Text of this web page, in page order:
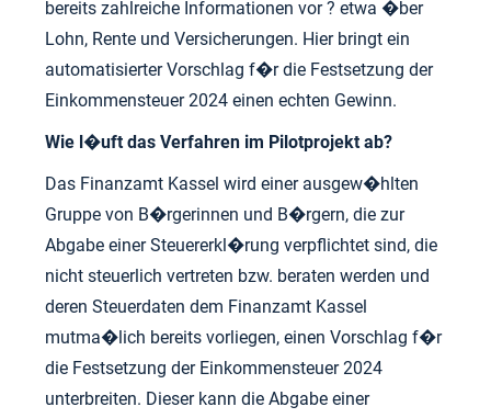
bereits zahlreiche Informationen vor ? etwa �ber
Lohn, Rente und Versicherungen. Hier bringt ein
automatisierter Vorschlag f�r die Festsetzung der
Einkommensteuer 2024 einen echten Gewinn.
Wie l�uft das Verfahren im Pilotprojekt ab?
Das Finanzamt Kassel wird einer ausgew�hlten
Gruppe von B�rgerinnen und B�rgern, die zur
Abgabe einer Steuererkl�rung verpflichtet sind, die
nicht steuerlich vertreten bzw. beraten werden und
deren Steuerdaten dem Finanzamt Kassel
mutma�lich bereits vorliegen, einen Vorschlag f�r
die Festsetzung der Einkommensteuer 2024
unterbreiten. Dieser kann die Abgabe einer